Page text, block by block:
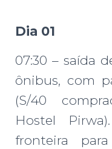
Dia 01
07:30 – saída
ônibus, com
(S/40
Hostel
fronteira